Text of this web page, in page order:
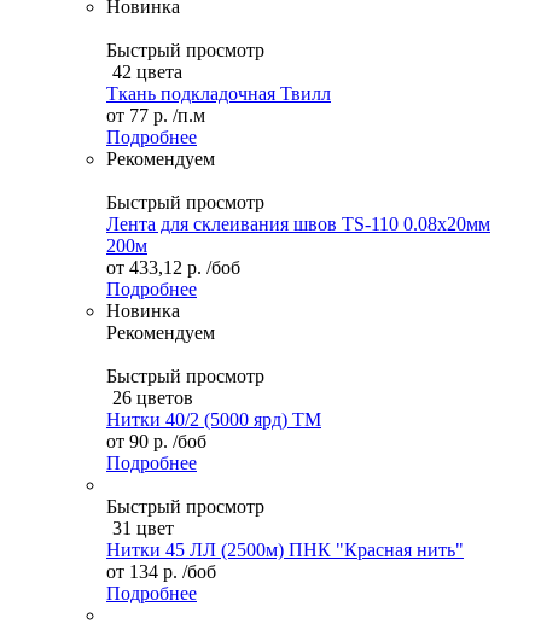
Новинка
Быстрый просмотр
42 цвета
Ткань подкладочная Твилл
от 77 р. /п.м
Подробнее
Рекомендуем
Быстрый просмотр
Лента для склеивания швов TS-110 0.08х20мм
200м
от 433,12 р. /боб
Подробнее
Новинка
Рекомендуем
Быстрый просмотр
26 цветов
Нитки 40/2 (5000 ярд) ТМ
от 90 р. /боб
Подробнее
Быстрый просмотр
31 цвет
Нитки 45 ЛЛ (2500м) ПНК "Красная нить"
от 134 р. /боб
Подробнее